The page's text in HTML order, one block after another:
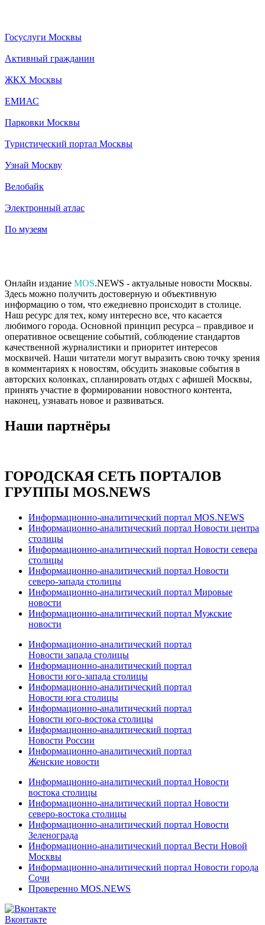
Госуслуги Москвы
Активный гражданин
ЖКХ Москвы
ЕМИАС
Парковки Москвы
Туристический портал Москвы
Узнай Москву
Велобайк
Электронный атлас
По музеям
Онлайн издание MOS.NEWS - актуальные новости Москвы.
Здесь можно получить достоверную и объективную
информацию о том, что ежедневно происходит в столице.
Наш ресурс для тех, кому интересно все, что касается
любимого города. Основной принцип ресурса – правдивое и
оперативное освещение событий, соблюдение стандартов
качественной журналистики и приоритет интересов
москвичей. Наши читатели могут выразить свою точку зрения
в комментариях к новостям, обсудить знаковые события в
авторских колонках, спланировать отдых с афишей Москвы,
принять участие в формировании новостного контента,
наконец, узнавать новое и развиваться.
Наши партнёры
ГОРОДСКАЯ СЕТЬ ПОРТАЛОВ
ГРУППЫ MOS.NEWS
Информационно-аналитический портал MOS.NEWS
Информационно-аналитический портал Новости центра
столицы
Информационно-аналитический портал Новости севера
столицы
Информационно-аналитический портал Новости
северо-запада столицы
Информационно-аналитический портал Мировые
новости
Информационно-аналитический портал Мужские
новости
Информационно-аналитический портал
Новости запада столицы
Информационно-аналитический портал
Новости юго-запада столицы
Информационно-аналитический портал
Новости юга столицы
Информационно-аналитический портал
Новости юго-востока столицы
Информационно-аналитический портал
Новости России
Информационно-аналитический портал
Женские новости
Информационно-аналитический портал Новости
востока столицы
Информационно-аналитический портал Новости
северо-востока столицы
Информационно-аналитический портал Новости
Зеленограда
Информационно-аналитический портал Вести Новой
Москвы
Информационно-аналитический портал Новости города
Сочи
Проверенно MOS.NEWS
Вконтакте